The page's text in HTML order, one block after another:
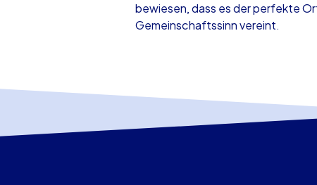
bewiesen, dass es der perfekte
Gemeinschaftssinn vereint.